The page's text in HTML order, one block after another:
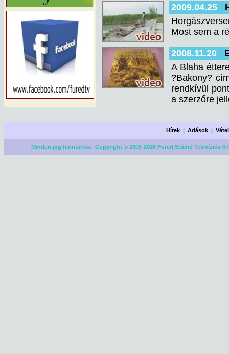
2009.04.25
Most sem a
2008.11.20
A Blaha
?Bakony?
rendkívül
a szerzőre
Hírek |Adások |
Minden jog fenntartva. Copyright © 2005-2026 Füred Stúdió Televíziós